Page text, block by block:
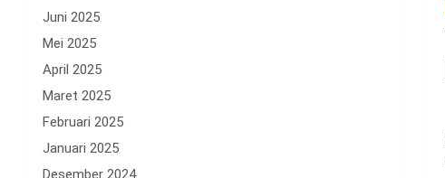
Juni 2025
Mei 2025
April 2025
Maret 2025
Februari 2025
Januari 2025
Desember 2024